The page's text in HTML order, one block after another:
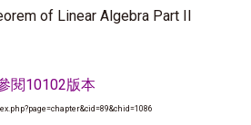
of Linear Algebra Part II
閱10102版本